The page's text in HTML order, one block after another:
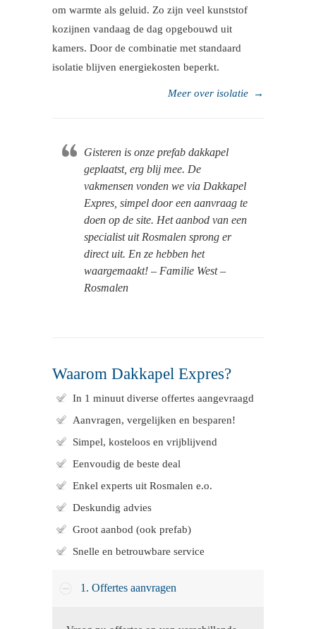
om warmte als geluid. Zo zijn veel kunststof
kozijnen vandaag de dag opgebouwd uit
kamers. Door de combinatie met standaard
isolatie blijven energiekosten beperkt.
Meer over isolatie →
Gisteren is onze prefab dakkapel
geplaatst, erg blij mee. De
vakmensen vonden we via Dakkapel
Expres, simpel door een aanvraag te
doen op de site. Het aanbod van een
specialist uit Rosmalen sprong er
direct uit. En ze hebben het
waargemaakt! – Familie West –
Rosmalen
Waarom Dakkapel Expres?
In 1 minuut diverse offertes aangevraagd
Aanvragen, vergelijken en besparen!
Simpel, kosteloos en vrijblijvend
Eenvoudig de beste deal
Enkel experts uit Rosmalen e.o.
Deskundig advies
Groot aanbod (ook prefab)
Snelle en betrouwbare service
1. Offertes aanvragen